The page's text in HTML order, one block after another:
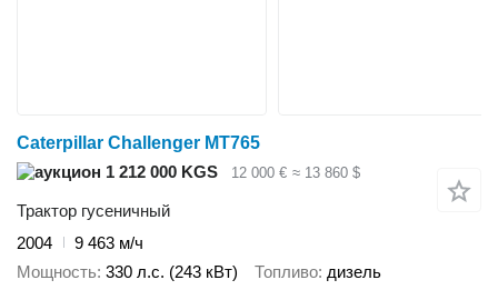
Caterpillar Challenger MT765
1 212 000 KGS
12 000 € ≈ 13 860 $
Трактор гусеничный
2004
9 463 м/ч
Мощность 330 л.с. (243 кВт) Топливо дизель